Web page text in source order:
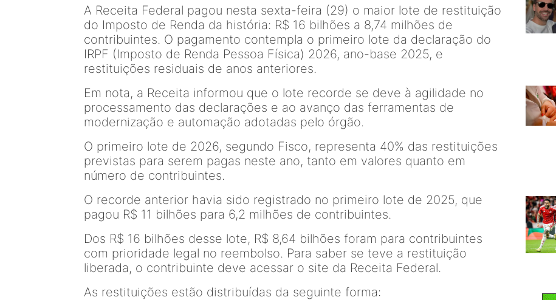
A Receita Federal pagou nesta sexta-feira (29) o maior lote de restituição
do Imposto de Renda da história: R$ 16 bilhões a 8,74 milhões de
contribuintes. O pagamento contempla o primeiro lote da declaração do
IRPF (Imposto de Renda Pessoa Física) 2026, ano-base 2025, e
restituições residuais de anos anteriores.
Em nota, a Receita informou que o lote recorde se deve à agilidade no
processamento das declarações e ao avanço das ferramentas de
modernização e automação adotadas pelo órgão.
O primeiro lote de 2026, segundo Fisco, representa 40% das restituições
previstas para serem pagas neste ano, tanto em valores quanto em
número de contribuintes.
O recorde anterior havia sido registrado no primeiro lote de 2025, que
pagou R$ 11 bilhões para 6,2 milhões de contribuintes.
Dos R$ 16 bilhões desse lote, R$ 8,64 bilhões foram para contribuintes
com prioridade legal no reembolso. Para saber se teve a restituição
liberada, o contribuinte deve acessar o site da Receita Federal.
As restituições estão distribuídas da seguinte forma: